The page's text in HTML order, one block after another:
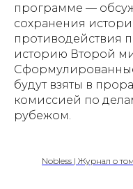
программе —
сохранения
противодействия
историю Второй
будут взяты в
комиссией по
рубежом.
Nobless | Журнал о